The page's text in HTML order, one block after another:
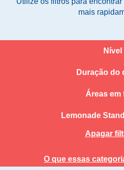
mais
Nível
Duração do
Áreas em
Lemonade
Apagar
O que essas